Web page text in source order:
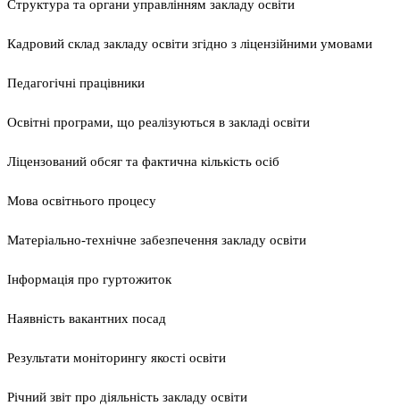
Структура та органи управлінням закладу освіти
Кадровий склад закладу освіти згідно з ліцензійними умовами
Педагогічні працівники
Освітні програми, що реалізуються в закладі освіти
Ліцензований обсяг та фактична кількість осіб
Мова освітнього процесу
Матеріально-технічне забезпечення закладу освіти
Інформація про гуртожиток
Наявність вакантних посад
Результати моніторингу якості освіти
Річний звіт про діяльність закладу освіти